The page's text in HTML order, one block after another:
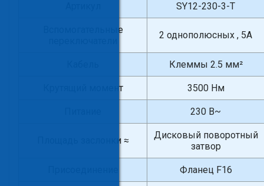
SY12-230-3-T
Вспомогательные
2 однополюсных , 5А
Клеммы 2.5 мм²
Крутящий момент 3500 Нм
230 В~
Площадь заслонки ≈
Дисковый поворотный
затвор
Фланец F16